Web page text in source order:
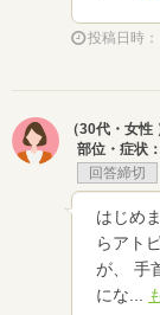
投稿日時
（30代・女
部位・症状：
回答締切
はじめ
らアト
が、 手
にな...